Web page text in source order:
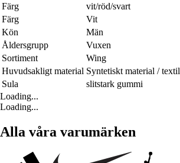
Färg
vit/röd/svart
Färg
Vit
Kön
Män
Åldersgrupp
Vuxen
Sortiment
Wing
Huvudsakligt material Syntetiskt material / textil
Sula
slitstark gummi
Loading...
Loading...
Alla våra varumärken